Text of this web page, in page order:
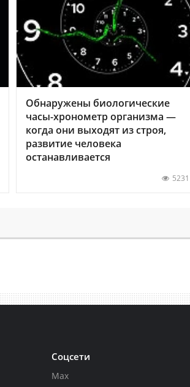
Обнаружены биологические
часы-хронометр организма —
когда они выходят из строя,
развитие человека
останавливается
5231
Соцсети
Max